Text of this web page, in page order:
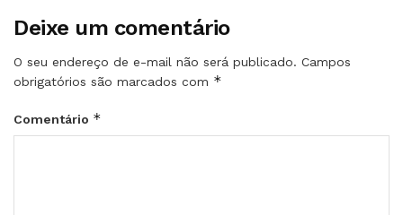
Deixe um comentário
O seu endereço de e-mail não será publicado. Campos
obrigatórios são marcados com *
Comentário *